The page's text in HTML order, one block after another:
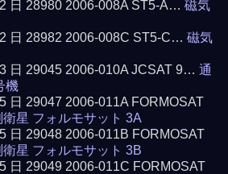
日 28980 2006-008A ST5-A…磁気
日 28982 2006-008C ST5-C…磁気
日 29045 2006-010A JCSAT 9…通
機
日 29047 2006-011A FORMOSAT
星 フォルモサット 3A
日 29048 2006-011B FORMOSAT
星 フォルモサット 3B
日 29049 2006-011C FORMOSAT